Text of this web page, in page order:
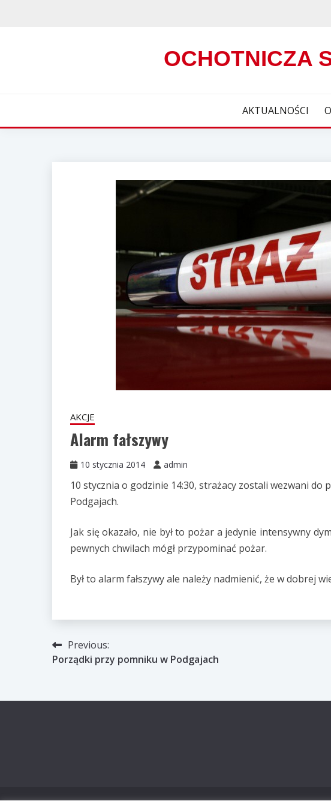
OCHOTNICZA
AKTUALNOŚCI
AKCJE
Alarm fałszywy
10 stycznia 2014 admin
10 stycznia o godzinie 14:30, strażacy zostali wezwani
Podgajach.
Jak się okazało, nie był to pożar a jedynie intensywny
pewnych chwilach mógł przypominać pożar.
Był to alarm fałszywy ale należy nadmienić, że w dobrej
Nawigacja
wpisu
Previous:
Porządki przy pomniku w Podgajach